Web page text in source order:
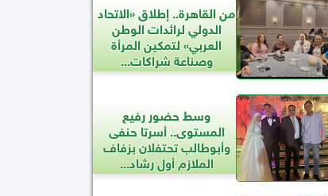
من القاهرة.. إطلاق «الاتحاد
الدولي لرائدات الوطن
العربي» لتمكين المرأة
وصناعة شراكات...
وسط حضور رفيع
المستوى.. أسرتا حنفى
وأبوطالب تحتفلان بزفاف
الملازم أول رشاد...